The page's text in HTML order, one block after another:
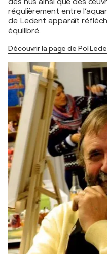
régulièrement entre
de Ledent apparaît
équilibré.
Découvrir la page de Pol